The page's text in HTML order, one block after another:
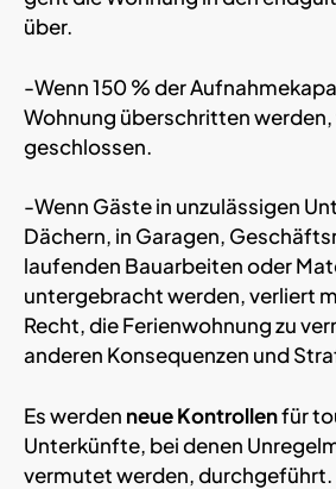
über.
-Wenn 150 % der
Wohnung überschritten werden,
geschlossen.
-Wenn Gäste in unzulässigen
Dächern, in Garagen,
laufenden Bauarbeiten oder
untergebracht werden, verliert
Recht, die Ferienwohnung zu
anderen Konsequenzen und
Es werden neue Kontrollenfür
Unterkünfte, bei denen
vermutet werden, durchgeführt.